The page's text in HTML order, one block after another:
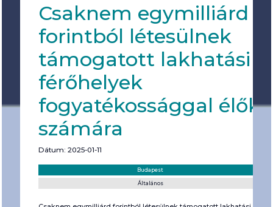
Csaknem egymilliárd
forintból létesülnek
támogatott lakhatási
férőhelyek
fogyatékossággal élők
számára
Dátum: 2025-01-11
Budapest
Általános